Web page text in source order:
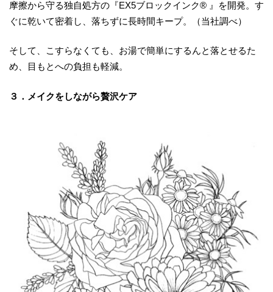
摩擦から守る独自処方の『EX5ブロックインク® 』を開発。す
ぐに乾いて密着し、落ちずに長時間キープ。（当社調べ）
そして、こすらなくても、お湯で簡単にするんと落とせるた
め、目もとへの負担も軽減。
３．メイクをしながら贅沢ケア